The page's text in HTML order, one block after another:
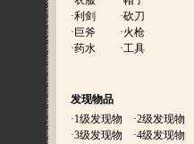
·利剑 ·砍刀
· 巨斧 ·火枪
·药水 ·工具
发现物品
·1级发现物 ·2级发现物
·3级发现物 ·4级发现物